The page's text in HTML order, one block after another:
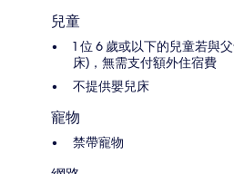
兒童
1 位 6 歲或以下的兒童若與
床)，無需支付額外住宿費
不提供嬰兒床
寵物
禁帶寵物